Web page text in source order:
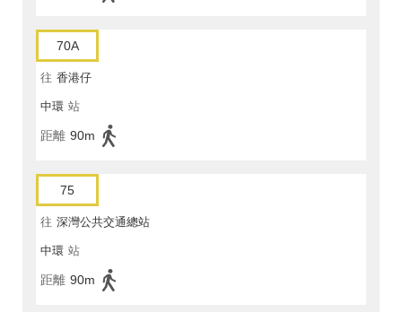
70A
往 香港仔
中環 站
距離 90m
75
往 深灣公共交通總站
中環 站
距離 90m